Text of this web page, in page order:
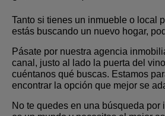
Tanto si tienes un inmueble o local
estás buscando un nuevo hogar,
Pásate por nuestra agencia
canal, justo al lado la puerta del
cuéntanos qué buscas. Estamos
encontrar la opción que mejor se
No te quedes en una búsqueda por